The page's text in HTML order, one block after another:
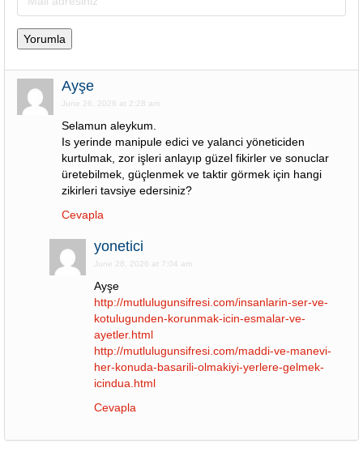
Ayşe
June 26, 2026 at 2:28 am
Selamun aleykum.
Is yerinde manipule edici ve yalanci yöneticiden
kurtulmak, zor işleri anlayıp güzel fikirler ve sonuclar
üretebilmek, güçlenmek ve taktir görmek için hangi
zikirleri tavsiye edersiniz?
Cevapla
yonetici
June 28, 2026 at 7:04 am
Ayşe
http://mutlulugunsifresi.com/insanlarin-ser-ve-
kotulugunden-korunmak-icin-esmalar-ve-
ayetler.html
http://mutlulugunsifresi.com/maddi-ve-manevi-
her-konuda-basarili-olmakiyi-yerlere-gelmek-
icindua.html
Cevapla